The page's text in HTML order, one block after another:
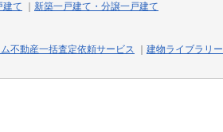
建て
新築一戸建て・分譲一戸建て
不動産一括査定依頼サービス
建物ライブラリー